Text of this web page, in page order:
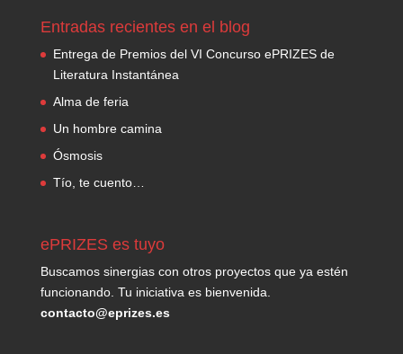
Entradas recientes en el blog
Entrega de Premios del VI Concurso ePRIZES de
Literatura Instantánea
Alma de feria
Un hombre camina
Ósmosis
Tío, te cuento…
ePRIZES es tuyo
Buscamos sinergias con otros proyectos que ya estén
funcionando. Tu iniciativa es bienvenida.
contacto@eprizes.es